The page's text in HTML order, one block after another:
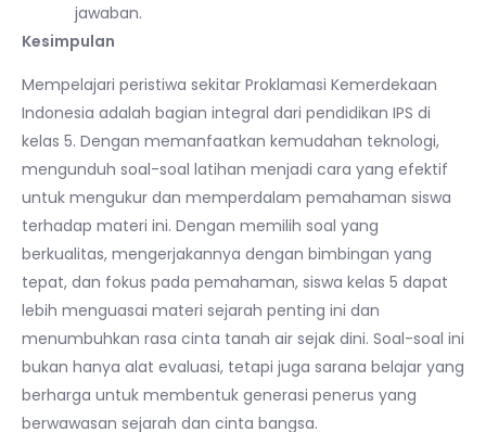
jawaban.
Kesimpulan
Mempelajari peristiwa sekitar Proklamasi Kemerdekaan
Indonesia adalah bagian integral dari pendidikan IPS di
kelas 5. Dengan memanfaatkan kemudahan teknologi,
mengunduh soal-soal latihan menjadi cara yang efektif
untuk mengukur dan memperdalam pemahaman siswa
terhadap materi ini. Dengan memilih soal yang
berkualitas, mengerjakannya dengan bimbingan yang
tepat, dan fokus pada pemahaman, siswa kelas 5 dapat
lebih menguasai materi sejarah penting ini dan
menumbuhkan rasa cinta tanah air sejak dini. Soal-soal ini
bukan hanya alat evaluasi, tetapi juga sarana belajar yang
berharga untuk membentuk generasi penerus yang
berwawasan sejarah dan cinta bangsa.